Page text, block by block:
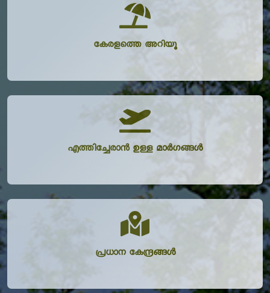
കേരളത്തെ അറിയൂ
എത്തിച്ചേരാൻ ഉള്ള മാർഗങ്ങൾ
പ്രധാന കേന്ദ്രങ്ങൾ